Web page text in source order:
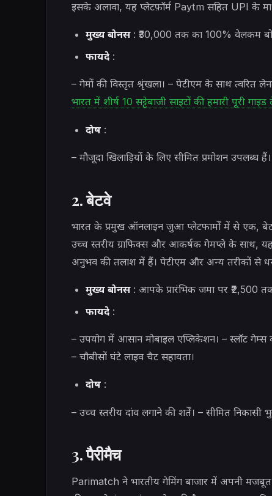
इसके अलावा, यह प्लेटफ़ॉर्म Paytm सहित UPI के
मुख्य बोनस: ₹30,000 तक का 100% वेलकम
फायदे:
– गेमों की विस्तृत श्रृंखला। – पेटीएम के साथ त्वरित
भारत में शीर्ष 10 सट्टेबाजी साइटों की हमारी पूरी गाइड
दोष:
– मौजूदा खिलाड़ियों के लिए सीमित प्रमोशन उपलब्ध
2. बेटवे
भारत के प्रमुख ऑनलाइन जुआ प्लेटफार्मों में से एक,
उच्च स्तरीय ग्राफिक्स और आकर्षक गेमप्ले के साथ,
अनुभव की तलाश में हैं। पेटीएम और अन्य तरीकों से
मुख्य बोनस: आपके प्रारंभिक जमा पर ₹2,500
फायदे:
– उपयोग में आसान मोबाइल एप्लिकेशन। – स्लॉट गेम्स
– चौबीसों घंटे लाइव चैट सहायता।
दोष:
– उच्च स्तरीय दांव लगाने की शर्तें। – सीमित निकासी
3. पैरीमैच
Parimatch ने भारतीय गेमिंग बाजार में अपनी